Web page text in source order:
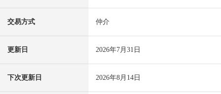
交易方式 仲介
更新日 2026年7月31日
下次更新日 2026年8月14日